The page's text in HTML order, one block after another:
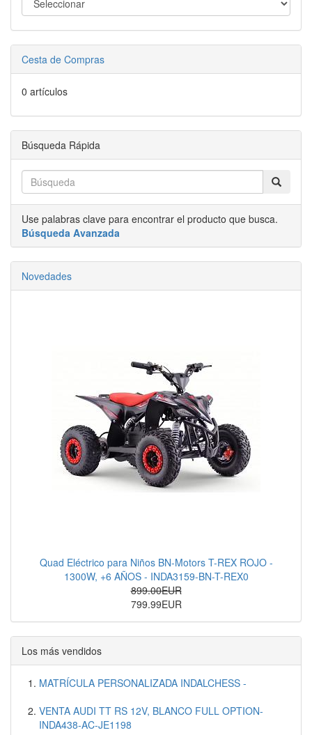
Cesta de Compras
0 artículos
Búsqueda Rápida
Use palabras clave para encontrar el producto que busca.
Búsqueda Avanzada
Novedades
Quad Eléctrico para Niños BN-Motors T-REX ROJO -
1300W, +6 AÑOS - INDA3159-BN-T-REX0
899.00EUR
799.99EUR
Los más vendidos
MATRÍCULA PERSONALIZADA INDALCHESS -
VENTA AUDI TT RS 12V, BLANCO FULL OPTION-
INDA438-AC-JE1198